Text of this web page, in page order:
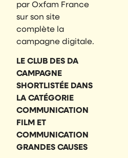
par Oxfam France
sur son site
complète la
campagne digitale.
LE CLUB DES DA
CAMPAGNE
SHORTLISTÉE DANS
LA CATÉGORIE
COMMUNICATION
FILM ET
COMMUNICATION
GRANDES CAUSES